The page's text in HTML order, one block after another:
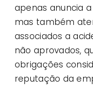
apenas anuncia
mas também
associados a
não aprovados,
obrigações
reputação da